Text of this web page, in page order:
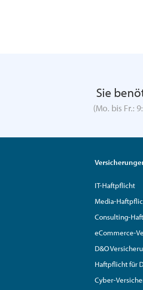
Sie
(Mo. bis Fr.:
IT-Haftpflicht
Media-
Consulting-
eCommerce-
D&O
Haftpflicht für
Cyber-